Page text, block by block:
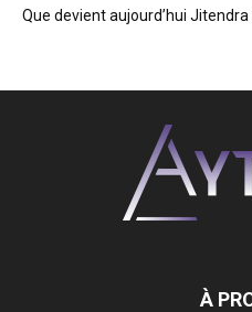
Que devient aujourd’hui Jitendra
À